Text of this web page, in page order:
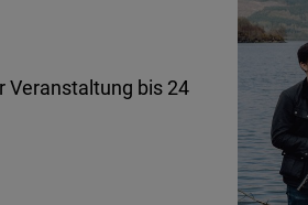
Veranstaltung bis 24